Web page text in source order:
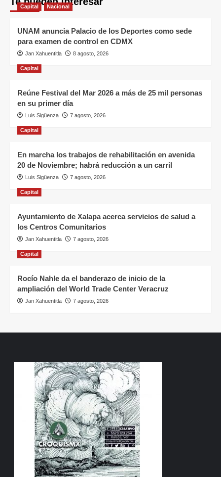
Capital Nacional
UNAM anuncia Palacio de los Deportes como sede
para examen de control en CDMX
Jan Xahuentitla 8 agosto, 2026
Capital
Reúne Festival del Mar 2026 a más de 25 mil personas
en su primer día
Luis Sigüenza 7 agosto, 2026
Capital
En marcha los trabajos de rehabilitación en avenida
20 de Noviembre; habrá reducción a un carril
Luis Sigüenza 7 agosto, 2026
Capital
Ayuntamiento de Xalapa acerca servicios de salud a
los Centros Comunitarios
Jan Xahuentitla 7 agosto, 2026
Capital
Rocío Nahle da el banderazo de inicio de la
ampliación del World Trade Center Veracruz
Jan Xahuentitla 7 agosto, 2026